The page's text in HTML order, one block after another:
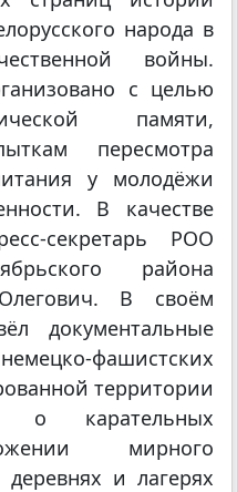
народа в
войны.
с целью
памяти,
пересмотра
у молодёжи
В качестве
секретарь РОО
района
В своём
документальные
фашистских
территории
о карательных
мирного
и лагерях